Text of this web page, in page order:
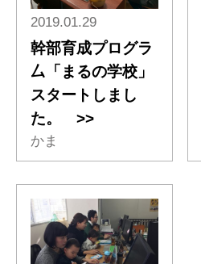
2019.01.29
幹部育成プログラ
厶「まるの学校」
スタートしまし
た。 >>
かま